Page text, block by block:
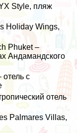
Style, пляж
Holiday Wings,
Phuket –
Андамандского
с
отель
Palmares Villas,